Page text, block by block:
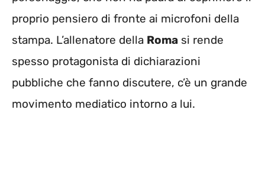
proprio pensiero di fronte ai microfoni della
stampa. L’allenatore della Roma si rende
spesso protagonista di dichiarazioni
pubbliche che fanno discutere, c’è un grande
movimento mediatico intorno a lui.